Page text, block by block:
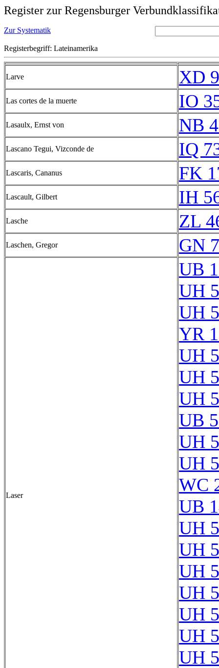
Register zur Regensburger
Zur Systematik
Registerbegriff: Lateinamerika
Larve XD
Las cortes de la muerte IO
Lasaulx, Ernst von NB
Lascano Tegui, Vizconde de IQ
Lascaris, Cananus FK
Lascault, Gilbert IH
Lasche ZL
Laschen, Gregor GN
Laser
UB
UH
UH
YR
UH
UH
UH
UB
UH
UH
WC
UB
UH
UH
UH
UH
UH
UH
UH